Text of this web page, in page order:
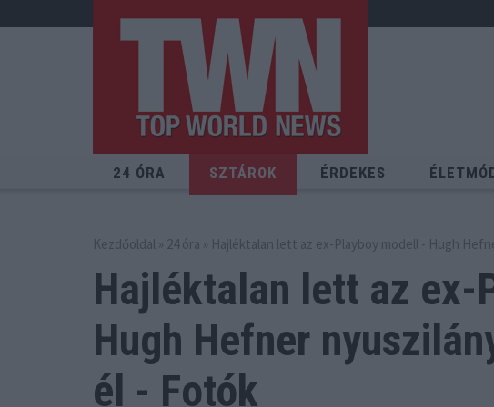
24 ÓRA SZTÁROK ÉRDEKES
Kezdőoldal » 24 óra » Hajléktalan lett az ex-Playboy modell - Hugh
Hajléktalan lett az ex-
Hugh Hefner
él - Fotók